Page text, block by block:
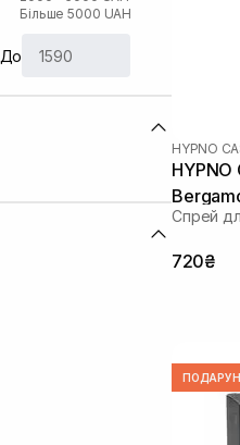
Більше 5000 UAH
До
HYPNO
HYPNO
Спрей
720₴